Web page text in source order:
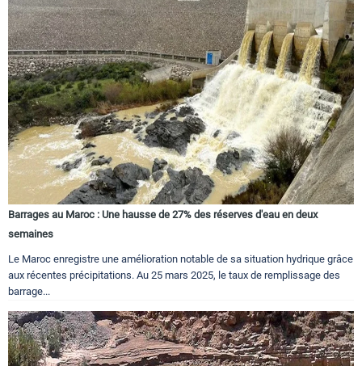
Barrages au Maroc : Une hausse de 27% des réserves d'eau en deux
semaines
Le Maroc enregistre une amélioration notable de sa situation hydrique grâce
aux récentes précipitations. Au 25 mars 2025, le taux de remplissage des
barrage...